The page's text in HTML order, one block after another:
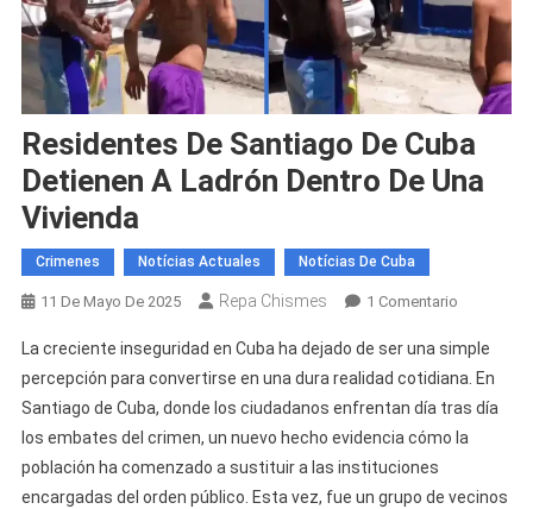
Residentes De Santiago De Cuba
Detienen A Ladrón Dentro De Una
Vivienda
Crimenes Notícias Actuales Notícias De Cuba
11 De Mayo De 2025 Repa Chismes 1 ComentarioEn
De
Santiago
De
Cuba
A
La creciente inseguridad en Cuba ha dejado de ser una simple
percepción para convertirse en una dura realidad cotidiana. En
Santiago de Cuba, donde los ciudadanos enfrentan día tras día
los embates del crimen, un nuevo hecho evidencia cómo la
población ha comenzado a sustituir a las instituciones
encargadas del orden público. Esta vez, fue un grupo de vecinos